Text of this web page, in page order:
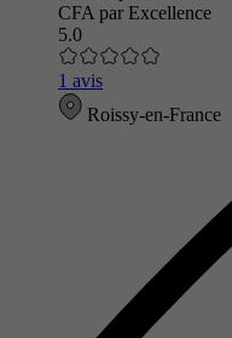
CFA par Excellence
5.0
1 avis
Roissy-en-France